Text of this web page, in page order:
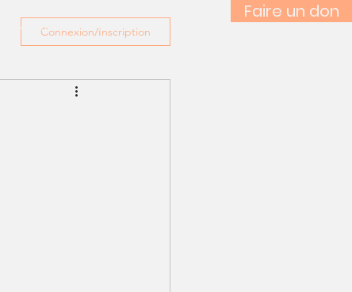
Faire un don
Media Contact
Connexion/Inscription